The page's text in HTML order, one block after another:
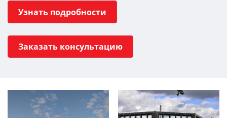
Узнать подробности
Заказать консультацию